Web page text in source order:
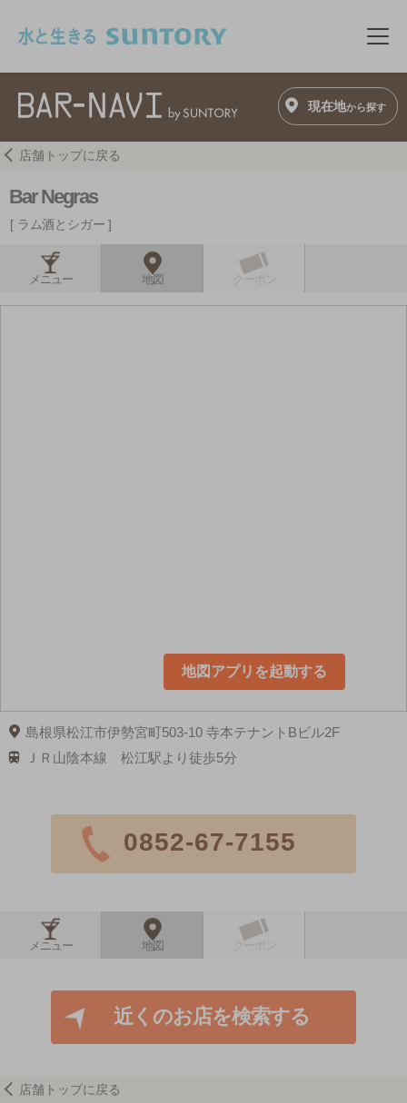
メ
現在地から探す
店舗トップに戻る
Bar Negras
ラム酒とシガー
メニュー 地図
地図アプリを起動する
島根県松江市伊勢宮町503-10 寺本テナントBビル2F
ＪＲ山陰本線 松江駅より徒歩5分
0852-67-7155
メニュー 地図
近くのお店を検索する
店舗トップに戻る